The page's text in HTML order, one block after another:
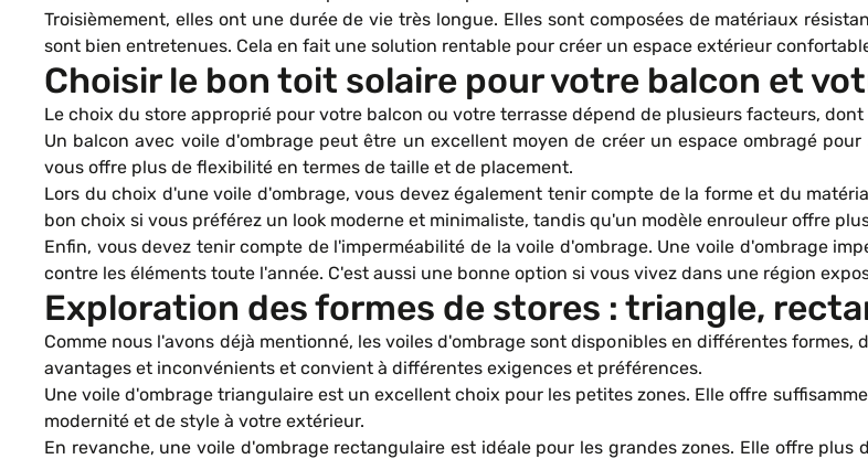
Troisièmement, elles ont une durée de vie très longue. Elles sont composées de matériaux
sont bien entretenues. Cela en fait une solution rentable pour créer un espace extérieur
Choisir le bon toit solaire pour votre balcon et
Le choix du store approprié pour votre balcon ou votre terrasse dépend de plusieurs facteurs,
Un balcon avec voile d'ombrage peut être un excellent moyen de créer un espace ombragé
vous offre plus de flexibilité en termes de taille et de placement.
Lors du choix d'une voile d'ombrage, vous devez également tenir compte de la forme et du
bon choix si vous préférez un look moderne et minimaliste, tandis qu'un modèle enrouleur offre
Enfin, vous devez tenir compte de l'imperméabilité de la voile d'ombrage. Une voile d'ombrage
contre les éléments toute l'année. C'est aussi une bonne option si vous vivez dans une région
Exploration des formes de stores : triangle,
Comme nous l'avons déjà mentionné, les voiles d'ombrage sont disponibles en différentes
avantages et inconvénients et convient à différentes exigences et préférences.
Une voile d'ombrage triangulaire est un excellent choix pour les petites zones. Elle offre
modernité et de style à votre extérieur.
En revanche, une voile d'ombrage rectangulaire est idéale pour les grandes zones. Elle offre